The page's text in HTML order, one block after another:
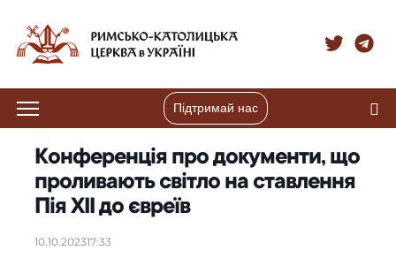
Підтримай нас
Конференція про документи, що
проливають світло на ставлення
Пія ХІІ до євреїв
10.10.202317:33